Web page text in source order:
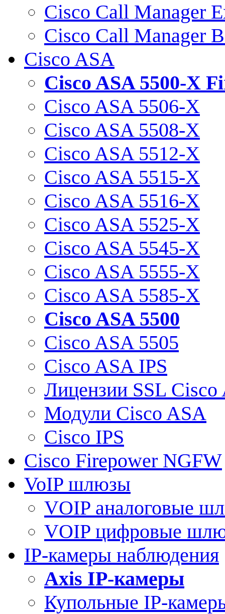
Cisco Call Manager
Cisco Call Manager
Cisco ASA
Cisco ASA 5500-X
Cisco ASA 5506-X
Cisco ASA 5508-X
Cisco ASA 5512-X
Cisco ASA 5515-X
Cisco ASA 5516-X
Cisco ASA 5525-X
Cisco ASA 5545-X
Cisco ASA 5555-X
Cisco ASA 5585-X
Cisco ASA 5500
Cisco ASA 5505
Cisco ASA IPS
Лицензии SSL Cisco
Модули Cisco ASA
Cisco IPS
Cisco Firepower NGFW
VoIP шлюзы
VOIP аналоговые
VOIP цифровые
IP-камеры наблюдения
Axis IP-камеры
Купольные IP-